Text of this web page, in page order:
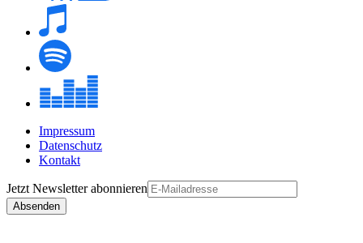
Impressum
Datenschutz
Kontakt
Jetzt Newsletterabonnieren
Absenden